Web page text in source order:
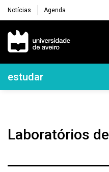
Notícias Agenda
Navegação
Navegação
estudar
Laboratórios